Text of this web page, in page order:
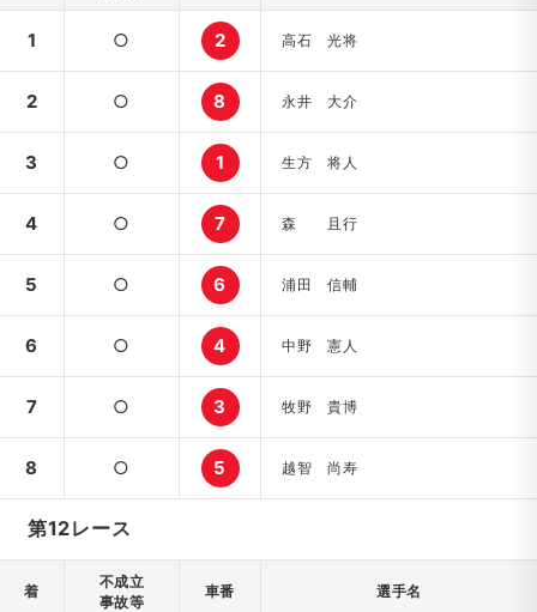
1 ○ 2 高石 光将
2 ○ 8 永井 大介
3 ○ 1 生方 将人
4 ○ 7 森 且行
5 ○ 6 浦田 信輔
6 ○ 4 中野 憲人
7 ○ 3 牧野 貴博
8 ○ 5 越智 尚寿
第12レース
着
不成立
事故等
車番 選手名